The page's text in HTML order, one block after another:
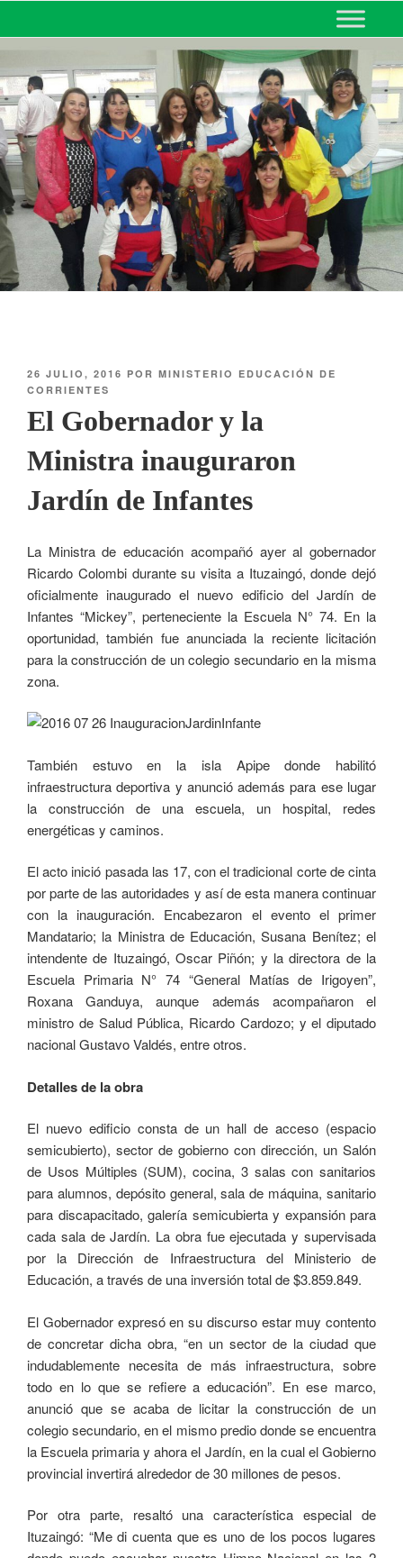
MINISTERIO DE EDUCACIÓN
DE CORRIENTES
26 JULIO, 2016 POR MINISTERIO EDUCACIÓN DE
CORRIENTES
El Gobernador y la
Ministra inauguraron
Jardín de Infantes
La Ministra de educación acompañó ayer al gobernador
Ricardo Colombi durante su visita a Ituzaingó, donde dejó
oficialmente inaugurado el nuevo edificio del Jardín de
Infantes “Mickey”, perteneciente la Escuela N° 74. En la
oportunidad, también fue anunciada la reciente licitación
para la construcción de un colegio secundario en la misma
zona.
También estuvo en la isla Apipe donde habilitó
infraestructura deportiva y anunció además para ese lugar
la construcción de una escuela, un hospital, redes
energéticas y caminos.
El acto inició pasada las 17, con el tradicional corte de cinta
por parte de las autoridades y así de esta manera continuar
con la inauguración. Encabezaron el evento el primer
Mandatario; la Ministra de Educación, Susana Benítez; el
intendente de Ituzaingó, Oscar Piñón; y la directora de la
Escuela Primaria N° 74 “General Matías de Irigoyen”,
Roxana Ganduya, aunque además acompañaron el
ministro de Salud Pública, Ricardo Cardozo; y el diputado
nacional Gustavo Valdés, entre otros.
Detalles de la obra
El nuevo edificio consta de un hall de acceso (espacio
semicubierto), sector de gobierno con dirección, un Salón
de Usos Múltiples (SUM), cocina, 3 salas con sanitarios
para alumnos, depósito general, sala de máquina, sanitario
para discapacitado, galería semicubierta y expansión para
cada sala de Jardín. La obra fue ejecutada y supervisada
por la Dirección de Infraestructura del Ministerio de
Educación, a través de una inversión total de $3.859.849.
El Gobernador expresó en su discurso estar muy contento
de concretar dicha obra, “en un sector de la ciudad que
indudablemente necesita de más infraestructura, sobre
todo en lo que se refiere a educación”. En ese marco,
anunció que se acaba de licitar la construcción de un
colegio secundario, en el mismo predio donde se encuentra
la Escuela primaria y ahora el Jardín, en la cual el Gobierno
provincial invertirá alrededor de 30 millones de pesos.
Por otra parte, resaltó una característica especial de
Ituzaingó: “Me di cuenta que es uno de los pocos lugares